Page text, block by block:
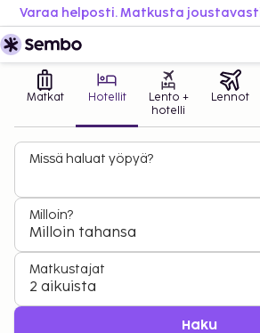
Matkat Hotellit
Lento +
hotelli
Lennot
Missä haluat yöpyä?
Milloin?
Milloin tahansa
Matkustajat
2 aikuista
Haku